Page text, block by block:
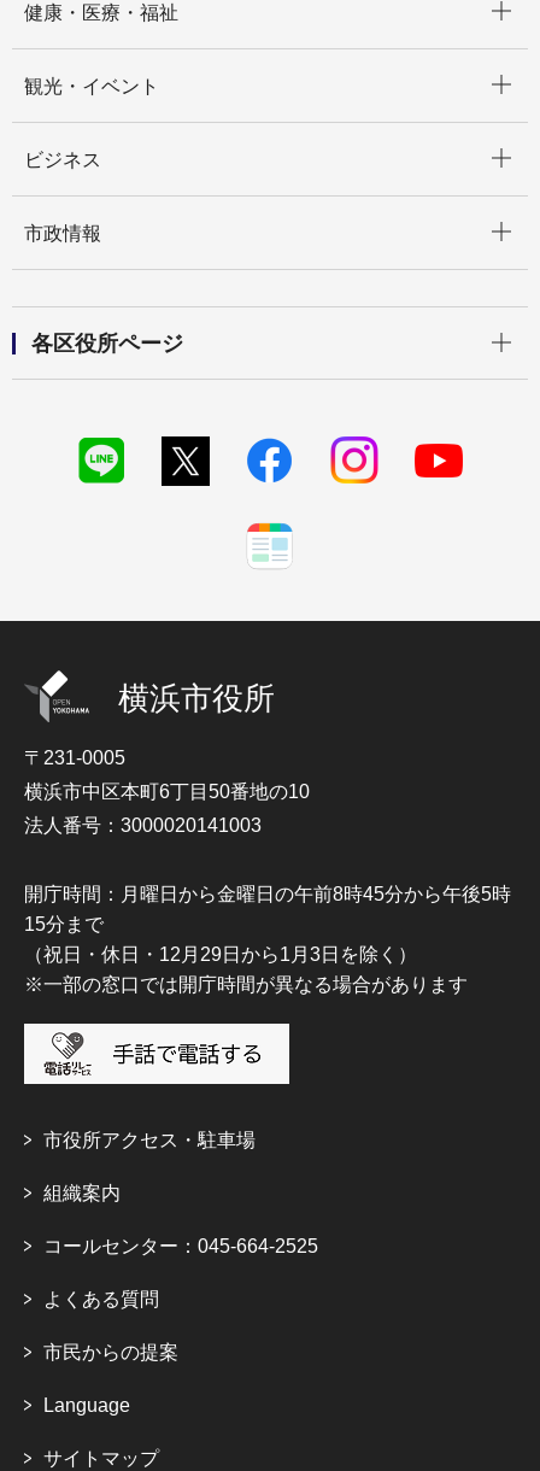
健康・医療・福祉
観光・イベント
ビジネス
市政情報
各区役所ページ
横浜市役所
〒231-0005
横浜市中区本町6丁目50番地の10
法人番号：3000020141003
開庁時間：月曜日から金曜日の午前8時45分から午後5時
15分まで
（祝日・休日・12月29日から1月3日を除く）
※一部の窓口では開庁時間が異なる場合があります
市役所アクセス・駐車場
組織案内
コールセンター：045-664-2525
よくある質問
市民からの提案
Language
サイトマップ